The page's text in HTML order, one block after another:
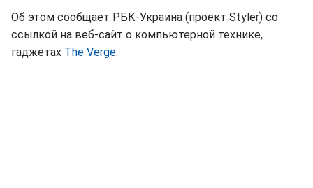
Об этом сообщает РБК-Украина (проект Styler) со
ссылкой на веб-сайт о компьютерной технике,
гаджетах The Verge.